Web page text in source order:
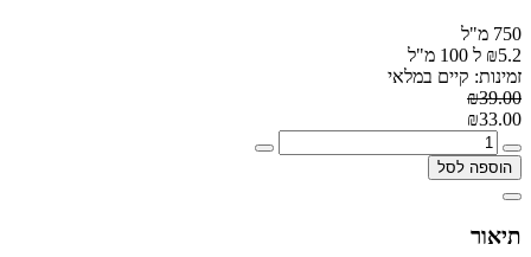
750 מ"ל
₪5.2 ל 100 מ"ל
זמינות: קיים במלאי
₪39.00
₪33.00
הוספה לסל
תיאור